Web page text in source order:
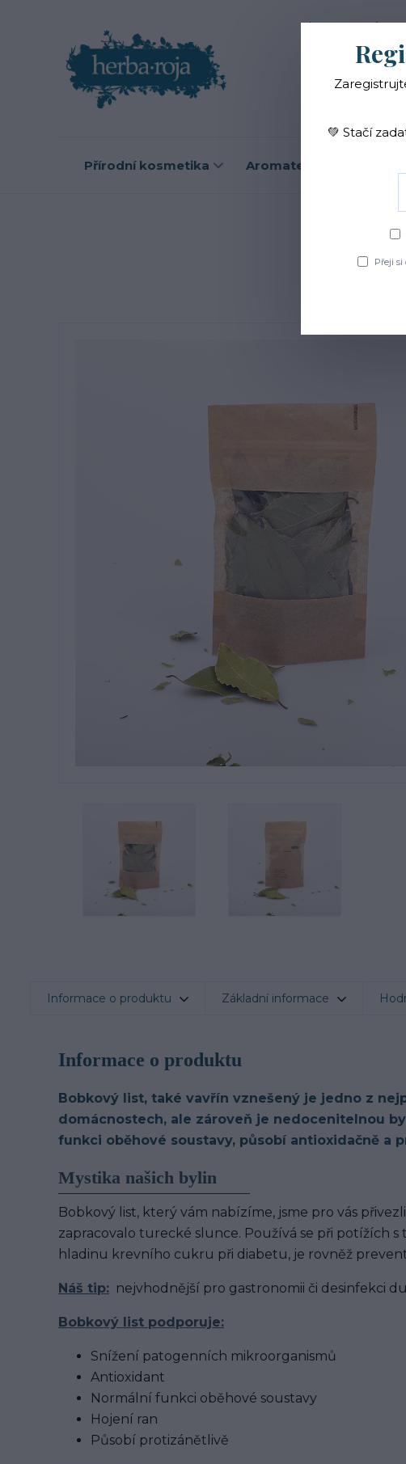
Blog O nás
Přírodní kosmetika Aromaterapie
Informace o produktu Základní informace
Informace o produktu
Bobkový list, také vavřín vznešený je jedno z
domácnostech, ale zároveň je nedocenitelnou
funkci oběhové soustavy, působí antioxidačně a
Mystika našich bylin
Bobkový list, který vám nabízíme, jsme pro vás
zapracovalo turecké slunce. Používá se při potížích
hladinu krevního cukru při diabetu, je rovněž
Náš tip: nejvhodnější pro gastronomii či desinfekci
Bobkový list podporuje:
Snížení patogenních mikroorganismů
Antioxidant
Normální funkci oběhové soustavy
Hojení ran
Působí protizánětlivě
💚 Stačí
Přeji